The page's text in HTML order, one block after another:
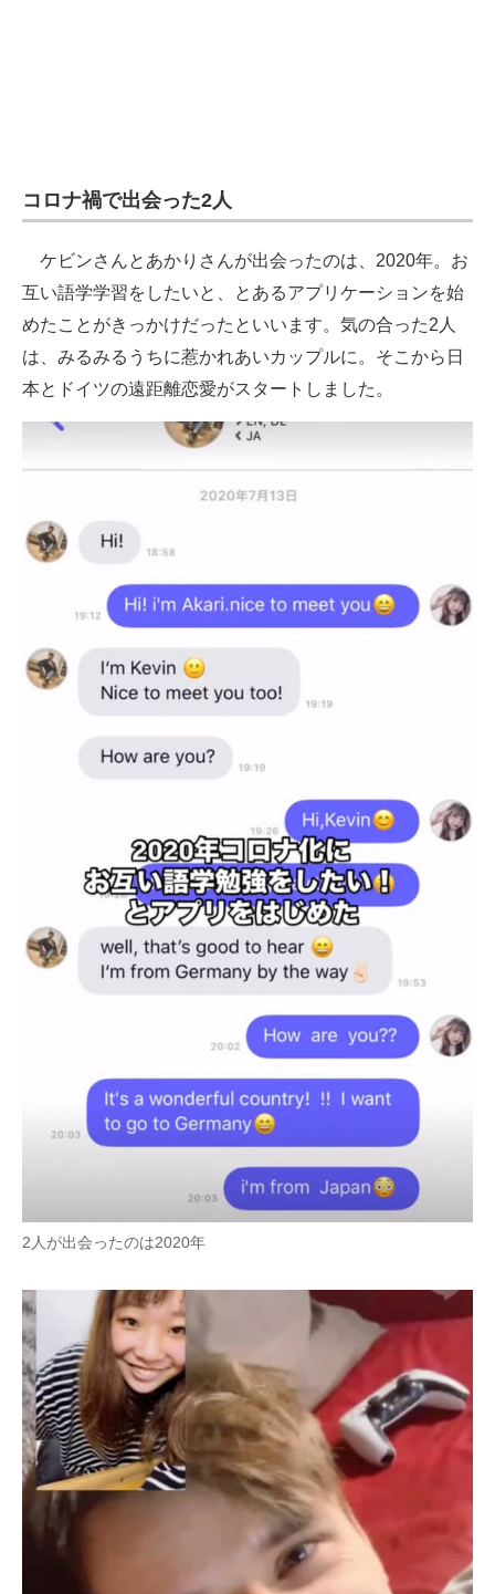
ちょっと気になるネットの話題
コロナ禍で出会った2人
ケビンさんとあかりさんが出会ったのは、2020年。お
互い語学学習をしたいと、とあるアプリケーションを始
めたことがきっかけだったといいます。気の合った2人
は、みるみるうちに惹かれあいカップルに。そこから日
本とドイツの遠距離恋愛がスタートしました。
2人が出会ったのは2020年